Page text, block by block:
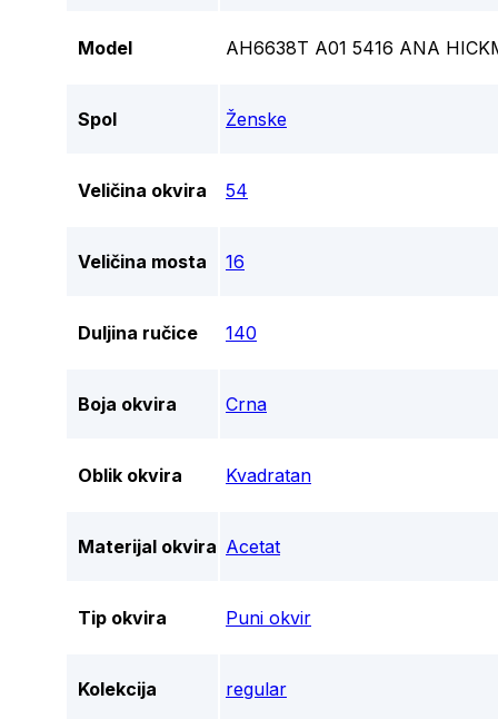
Model AH6638T A01 5416 ANA
Spol Ženske
Veličina okvira 54
Veličina mosta 16
Duljina ručice 140
Boja okvira Crna
Oblik okvira Kvadratan
Materijal okvira Acetat
Tip okvira Puni okvir
Kolekcija regular